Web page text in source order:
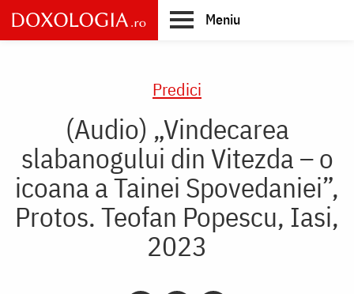
Skip
to
main
Meniu
Predici
(Audio) „Vindecarea
slabanogului din Vitezda – o
icoana a Tainei Spovedaniei”,
Protos. Teofan Popescu, Iasi,
2023